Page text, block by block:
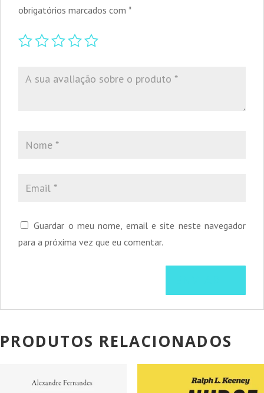
obrigatórios marcados com *
Guardar o meu nome, email e site neste navegador
para a próxima vez que eu comentar.
PRODUTOS RELACIONADOS
PROMOÇÃO! PROMOÇÃO!